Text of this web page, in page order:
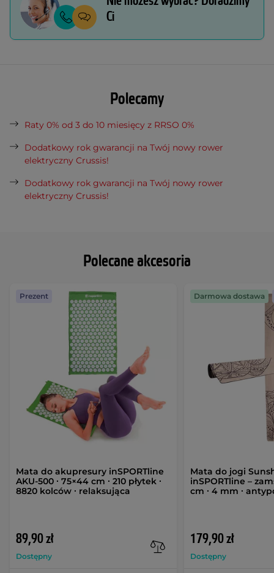
Polecane akcesoria
Mata do akupresury inSPORTline
AKU-500 ∙ 75×44 cm ∙ 210 płytek ∙
8820 kolców ∙ relaksująca
89,90 zł
Dostępny
Prezent
Mata do jogi
inSPORTline –
cm ∙ 4 mm ∙
179,90 zł
Dostępny
Darmowa dostawa
Ci
Polecamy
Raty 0% od 3 do 10 miesięcy z RRSO 0%
Dodatkowy rok gwarancji na Twój nowy rower
elektryczny Crussis!
Dodatkowy rok gwarancji na Twój nowy rower
elektryczny Crussis!